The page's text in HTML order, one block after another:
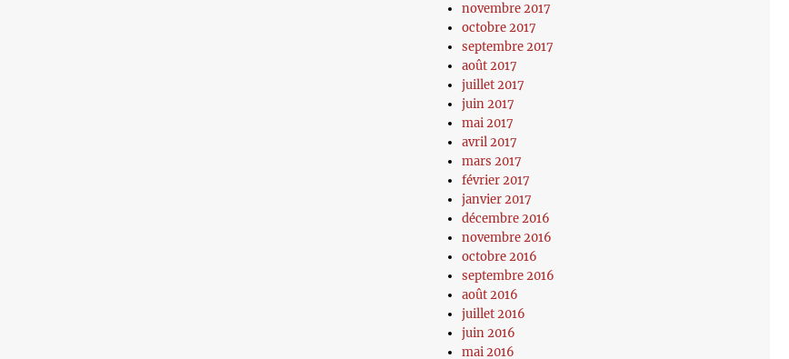
novembre 2017
octobre 2017
septembre 2017
août 2017
juillet 2017
juin 2017
mai 2017
avril 2017
mars 2017
février 2017
janvier 2017
décembre 2016
novembre 2016
octobre 2016
septembre 2016
août 2016
juillet 2016
juin 2016
mai 2016